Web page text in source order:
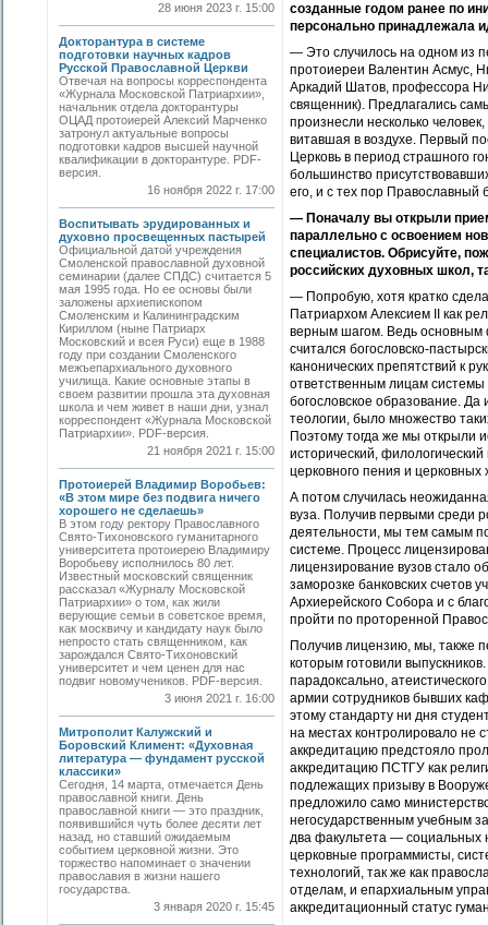
28 июня 2023 г. 15:00
Докторантура в системе
подготовки научных кадров
Русской Православной Церкви
Отвечая на вопросы корреспондента
«Журнала Московской Патриархии»,
начальник отдела докторантуры
ОЦАД протоиерей Алексий Марченко
затронул актуальные вопросы
подготовки кадров высшей научной
квалификации в докторантуре. PDF-
версия.
16 ноября 2022 г. 17:00
Воспитывать эрудированных и
духовно просвещенных пастырей
Официальной датой учреждения
Смоленской православной духовной
семинарии (далее СПДС) считается 5
мая 1995 года. Но ее основы были
заложены архиепископом
Смоленским и Калининградским
Кириллом (ныне Патриарх
Московский и всея Руси) еще в 1988
году при создании Смоленского
межъепархиального духовного
училища. Какие основные этапы в
своем развитии прошла эта духовная
школа и чем живет в наши дни, узнал
корреспондент «Журнала Московской
Патриархии». PDF-версия.
21 ноября 2021 г. 15:00
Протоиерей Владимир Воробьев:
«В этом мире без подвига ничего
хорошего не сделаешь»
В этом году ректору Православного
Свято-Тихоновского гуманитарного
университета протоиерею Владимиру
Воробьеву исполнилось 80 лет.
Известный московский священник
рассказал «Журналу Московской
Патриархии» о том, как жили
верующие семьи в советское время,
как москвичу и кандидату наук было
непросто стать священником, как
зарождался Свято-Тихоновский
университет и чем ценен для нас
подвиг новомучеников. PDF-версия.
3 июня 2021 г. 16:00
Митрополит Калужский и
Боровский Климент: «Духовная
литература — фундамент русской
классики»
Сегодня, 14 марта, отмечается День
православной книги. День
православной книги — это праздник,
появившийся чуть более десяти лет
назад, но ставший ожидаемым
событием церковной жизни. Это
торжество напоминает о значении
православия в жизни нашего
государства.
3 января 2020 г. 15:45
созданные годом ранее по
персонально принадлежала
— Это случилось на одном из
протоиереи Валентин Асмус,
Аркадий Шатов, профессора
священник). Предлагались
произнесли несколько
витавшая в воздухе. Первый
Церковь в период страшного
большинство
его, и с тех пор Православный
— Поначалу вы открыли
параллельно с освоением
специалистов. Обрисуйте,
росcийских духовных школ,
— Попробую, хотя кратко
Патриархом Алексием II как
верным шагом. Ведь основным
считался богословско-
канонических препятствий к
ответственным лицам
богословское образование.
теологии, было множество
Поэтому тогда же мы открыли
исторический,
церковного пения и церковных
А потом случилась
вуза. Получив первыми среди
деятельности, мы тем самым
системе. Процесс
лицензирование вузов стало
заморозке банковских
Архиерейского Собора и с
пройти по проторенной
Получив лицензию, мы, также
которым готовили
парадоксально,
армии сотрудников бывших
этому стандарту ни дня
на местах контролировало не
аккредитацию предстояло
аккредитацию ПСТГУ как
подлежащих призыву в
предложило само
негосударственным учебным
два факультета — социальных
церковные программисты,
технологий, так же как
отделам, и епархиальным
аккредитационный статус